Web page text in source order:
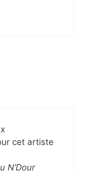
cet artiste
N’Dour